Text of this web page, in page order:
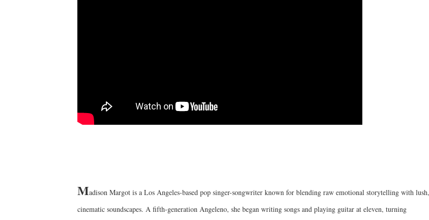
Madison Margot is a Los Angeles-based pop singer-songwriter known for blending raw emotional storytelling with lush,
cinematic soundscapes. A fifth-generation Angeleno, she began writing songs and playing guitar at eleven, turning